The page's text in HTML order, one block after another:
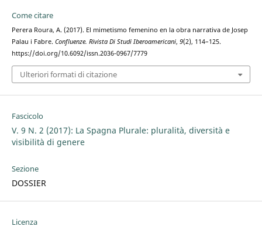
Come citare
Perera Roura, A. (2017). El mimetismo femenino en la obra narrativa de Josep
Palau i Fabre. Confluenze. Rivista Di Studi Iberoamericani, 9(2), 114–125.
https://doi.org/10.6092/issn.2036-0967/7779
Ulteriori formati di citazione
Fascicolo
V. 9 N. 2 (2017): La Spagna Plurale: pluralità, diversità e
visibilità di genere
Sezione
DOSSIER
Licenza